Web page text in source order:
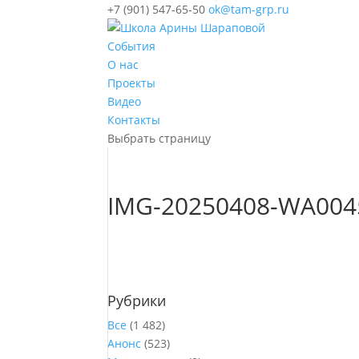
+7 (901) 547-65-50 ok@tam-grp.ru
События
О нас
Проекты
Видео
Контакты
Выбрать страницу
IMG-20250408-
Рубрики
Все (1 482)
Анонс (523)